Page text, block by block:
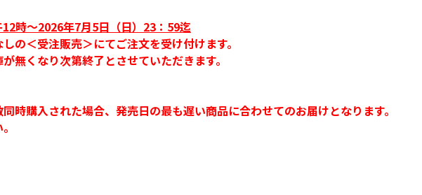
時～2026年7月5日（日）23：59迄
の＜受注販売＞にてご注文を受け付けます。
無くなり次第終了とさせていただきます。
時購入された場合、発売日の最も遅い商品に合わせてのお届けとなります。